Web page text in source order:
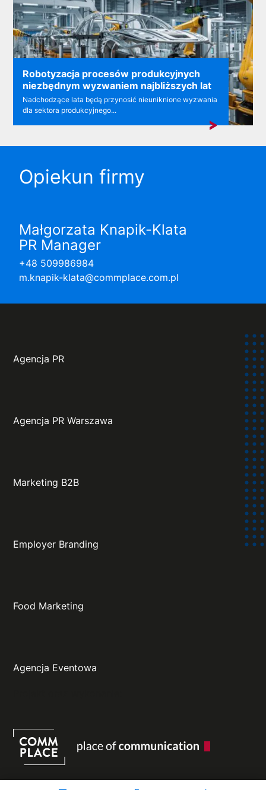
Robotyzacja procesów produkcyjnych
niezbędnym wyzwaniem najbliższych lat
Nadchodzące lata będą przynosić nieuniknione wyzwania
dla sektora produkcyjnego...
Opiekun firmy
Małgorzata Knapik-Klata
PR Manager
+48 509986984
m.knapik-klata@commplace.com.pl
Agencja PR
Agencja PR Warszawa
Marketing B2B
Employer Branding
Food Marketing
Agencja Eventowa